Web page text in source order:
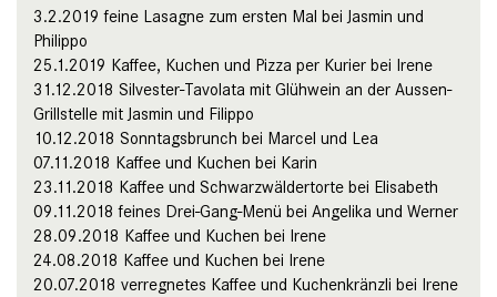
3.2.2019 feine Lasagne zum ersten Mal bei Jasmin und
Philippo
25.1.2019 Kaffee, Kuchen und Pizza per Kurier bei Irene
31.12.2018 Silvester-Tavolata mit Glühwein an der Aussen-
Grillstelle mit Jasmin und Filippo
10.12.2018 Sonntagsbrunch bei Marcel und Lea
07.11.2018 Kaffee und Kuchen bei Karin
23.11.2018 Kaffee und Schwarzwäldertorte bei Elisabeth
09.11.2018 feines Drei-Gang-Menü bei Angelika und Werner
28.09.2018 Kaffee und Kuchen bei Irene
24.08.2018 Kaffee und Kuchen bei Irene
20.07.2018 verregnetes Kaffee und Kuchenkränzli bei Irene